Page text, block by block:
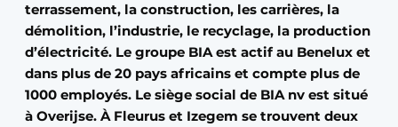
terrassement, la construction, les carrières, la
démolition, l’industrie, le recyclage, la production
d’électricité. Le groupe BIA est actif au Benelux et
dans plus de 20 pays africains et compte plus de
1000 employés. Le siège social de BIA nv est situé
à Overijse. À Fleurus et Izegem se trouvent deux